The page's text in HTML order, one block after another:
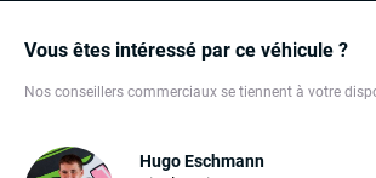
Vous êtes intéressé par ce véhicule ?
Nos conseillers commerciaux se tiennent à votre
Hugo Eschmann
Sièges chauffants
Virtual cockpit (live cockpit, compteur digital)
Volant multifonctions